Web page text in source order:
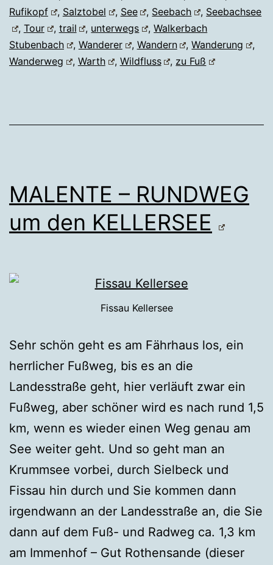
Rufikopf
, Salztobel , See , Seebach , Seebachsee
, Tour , trail , unterwegs ,Walkerbach
Stubenbach
, Wanderer , Wandern ,Wanderung
,
Wanderweg
, Warth , Wildfluss , zu Fuß
MALENTE – RUNDWEG
um den KELLERSEE
Fissau Kellersee
Sehr schön geht es am Fährhaus los, ein
herrlicher Fußweg, bis es an die
Landesstraße geht, hier verläuft zwar ein
Fußweg, aber schöner wird es nach rund 1,5
km, wenn es wieder einen Weg genau am
See weiter geht. Und so geht man an
Krummsee vorbei, durch Sielbeck und
Fissau hin durch und Sie kommen dann
irgendwann an der Landesstraße an, die Sie
dann auf dem Fuß- und Radweg ca. 1,3 km
am Immenhof – Gut Rothensande (dieser